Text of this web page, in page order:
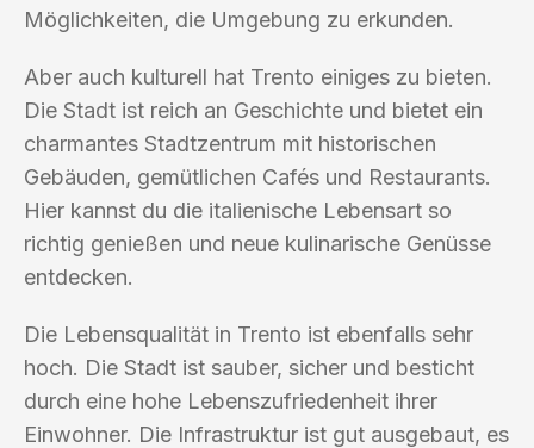
Möglichkeiten, die Umgebung zu erkunden.
Aber auch kulturell hat Trento einiges zu bieten.
Die Stadt ist reich an Geschichte und bietet ein
charmantes Stadtzentrum mit historischen
Gebäuden, gemütlichen Cafés und Restaurants.
Hier kannst du die italienische Lebensart so
richtig genießen und neue kulinarische Genüsse
entdecken.
Die Lebensqualität in Trento ist ebenfalls sehr
hoch. Die Stadt ist sauber, sicher und besticht
durch eine hohe Lebenszufriedenheit ihrer
Einwohner. Die Infrastruktur ist gut ausgebaut, es